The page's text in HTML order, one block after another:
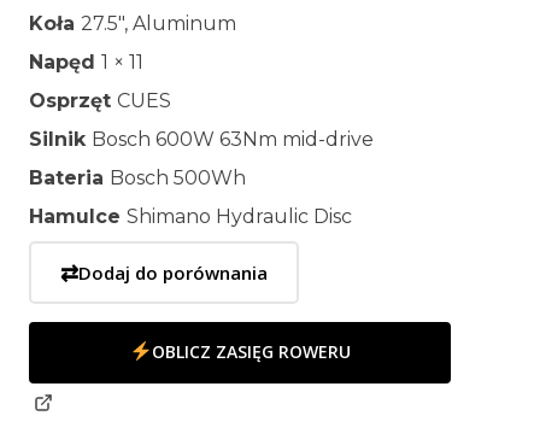
Koła 27.5″, Aluminum
Napęd 1 × 11
Osprzęt CUES
Silnik Bosch 600W 63Nm mid-drive
Bateria Bosch 500Wh
Hamulce Shimano Hydraulic Disc
⇄Dodaj do porównania
OBLICZ ZASIĘG ROWERU